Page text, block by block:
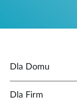
Dla Domu
Dla Firm